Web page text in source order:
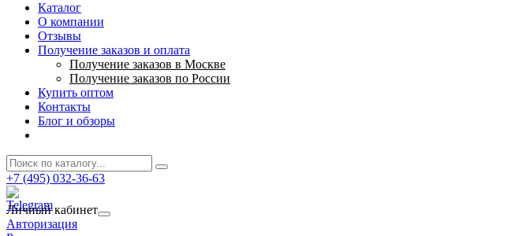
Каталог
О компании
Отзывы
Получение заказов и оплата
Получение заказов в Москве
Получение заказов по России
Купить оптом
Контакты
Блог и обзоры
+7 (495) 032-36-63
Личный кабинет
Авторизация